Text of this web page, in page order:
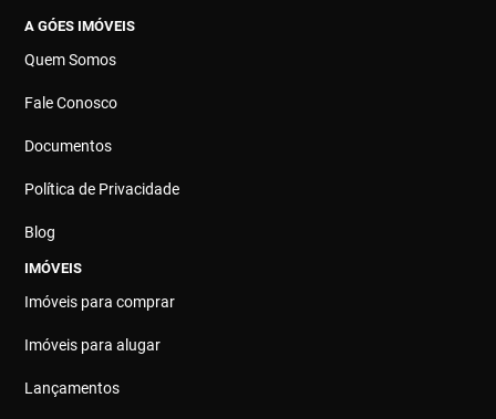
A GÓES IMÓVEIS
Quem Somos
Fale Conosco
Documentos
Política de Privacidade
Blog
IMÓVEIS
Imóveis para comprar
Imóveis para alugar
Lançamentos